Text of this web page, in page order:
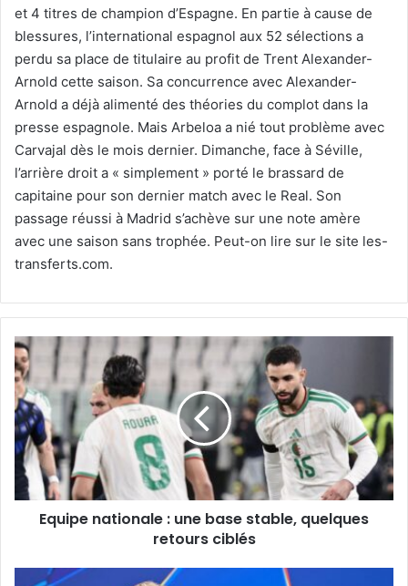
et 4 titres de champion d’Espagne. En partie à cause de
blessures, l’international espagnol aux 52 sélections a
perdu sa place de titulaire au profit de Trent Alexander-
Arnold cette saison. Sa concurrence avec Alexander-
Arnold a déjà alimenté des théories du complot dans la
presse espagnole. Mais Arbeloa a nié tout problème avec
Carvajal dès le mois dernier. Dimanche, face à Séville,
l’arrière droit a « simplement » porté le brassard de
capitaine pour son dernier match avec le Real. Son
passage réussi à Madrid s’achève sur une note amère
avec une saison sans trophée. Peut-on lire sur le site les-
transferts.com.
Equipe
nationale :
une
base
stable,
quelques
retours
ciblés
Equipe nationale : une base stable, quelques
retours ciblés
Hansi